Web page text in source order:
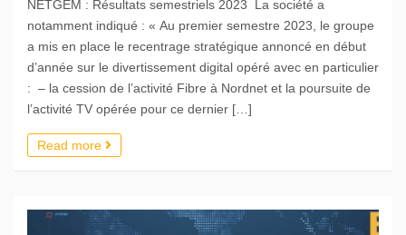
NETGEM : Résultats semestriels 2023 La société a
notamment indiqué : « Au premier semestre 2023, le groupe
a mis en place le recentrage stratégique annoncé en début
d’année sur le divertissement digital opéré avec en particulier
: – la cession de l’activité Fibre à Nordnet et la poursuite de
l’activité TV opérée pour ce dernier […]
Read more